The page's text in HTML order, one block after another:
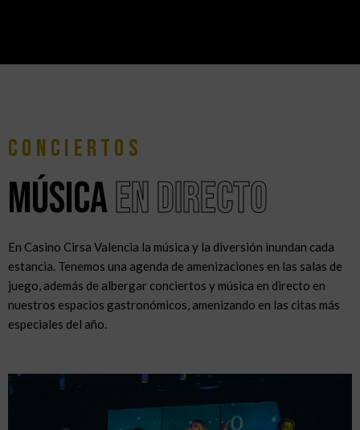
Conciertos
músicaen directo
En Casino Cirsa Valencia la música y la diversión inundan cada
estancia. Tenemos una agenda de amenizaciones en las salas de
juego, además de albergar conciertos y música en directo en
nuestros espacios gastronómicos, amenizando en las citas más
especiales del año.